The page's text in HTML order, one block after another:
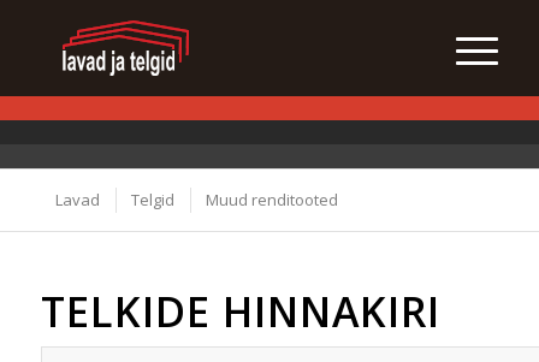
Lavad Telgid Muud renditooted
TELKIDE HINNAKIRI